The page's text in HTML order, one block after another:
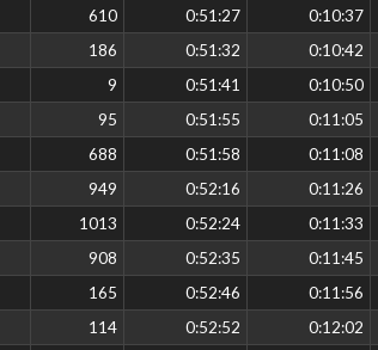
610 0:51:27 0:10:37
186 0:51:32 0:10:42
9 0:51:41 0:10:50
95 0:51:55 0:11:05
688 0:51:58 0:11:08
949 0:52:16 0:11:26
1013 0:52:24 0:11:33
908 0:52:35 0:11:45
165 0:52:46 0:11:56
114 0:52:52 0:12:02